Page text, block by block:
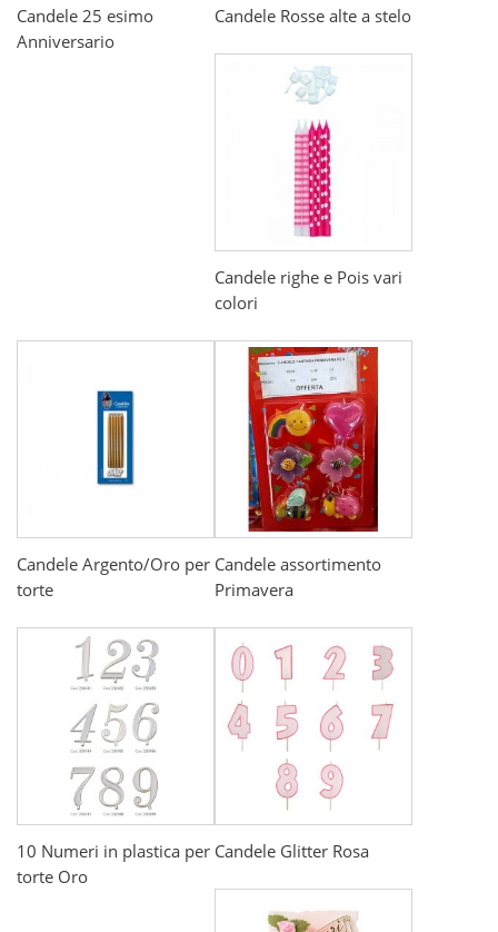
Candele 25 esimo
Anniversario
Candele Rosse alte a stelo
Candele righe e Pois vari
colori
Candele Argento/Oro per
torte
Candele assortimento
Primavera
10 Numeri in plastica per
torte Oro
Candele Glitter Rosa